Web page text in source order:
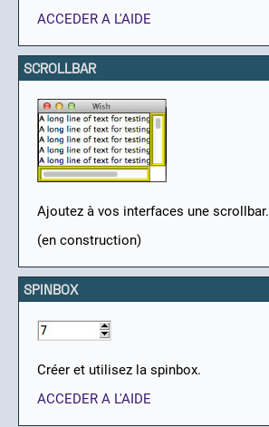
ACCEDER A L'AIDE
SCROLLBAR
Ajoutez à vos interfaces une scrollbar.
(en construction)
SPINBOX
Créer et utilisez la spinbox.
ACCEDER A L'AIDE